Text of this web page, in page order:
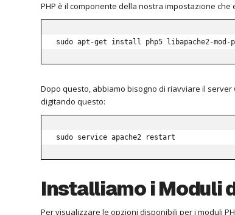
PHP è il componente della nostra impostazione
sudo apt-get install php5 libapache2-mod-
Dopo questo, abbiamo bisogno di riavviare il
digitando questo:
sudo service apache2 restart
Installiamo i Moduli
Per visualizzare le opzioni disponibili per i moduli